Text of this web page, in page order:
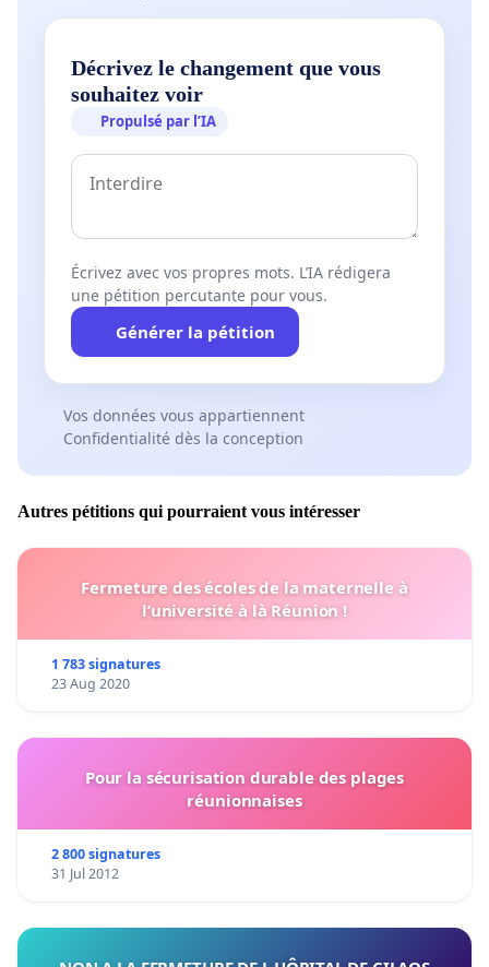
Décrivez le changement que vous
souhaitez voir
Propulsé par l’IA
Écrivez avec vos propres mots. L’IA rédigera
une pétition percutante pour vous.
Générer la pétition
Vos données vous appartiennent
Confidentialité dès la conception
Autres pétitions qui pourraient vous intéresser
Fermeture des écoles de la maternelle à
l’université à là Réunion !
1 783 signatures
23 Aug 2020
Pour la sécurisation durable des plages
réunionnaises
2 800 signatures
31 Jul 2012